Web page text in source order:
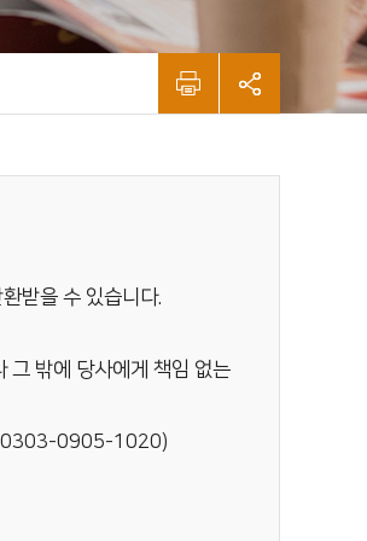
받을 수 있습니다.
그 밖에 당사에게 책임 없는
(0303-0905-1020)